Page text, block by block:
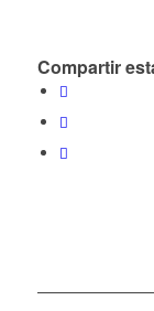
Compartir